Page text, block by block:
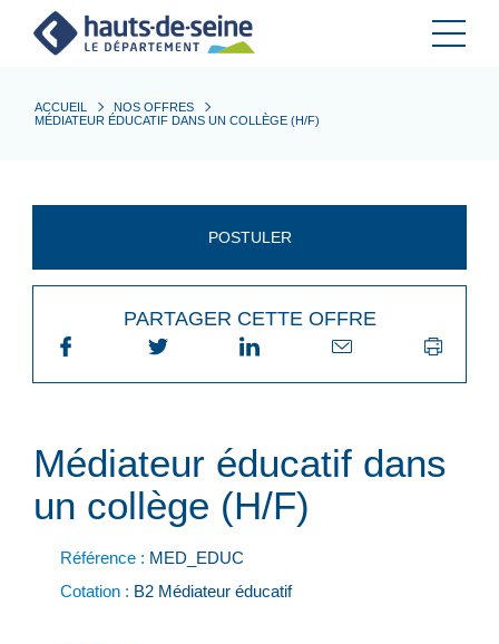
ACCUEIL
NOS OFFRES
MÉDIATEUR ÉDUCATIF DANS UN COLLÈGE (H/F)
POSTULER
PARTAGER CETTE OFFRE
Médiateur éducatif dans
un collège (H/F)
Référence : MED_EDUC
Cotation : B2 Médiateur éducatif
Cookies et traceurs utilisés sur ce site.